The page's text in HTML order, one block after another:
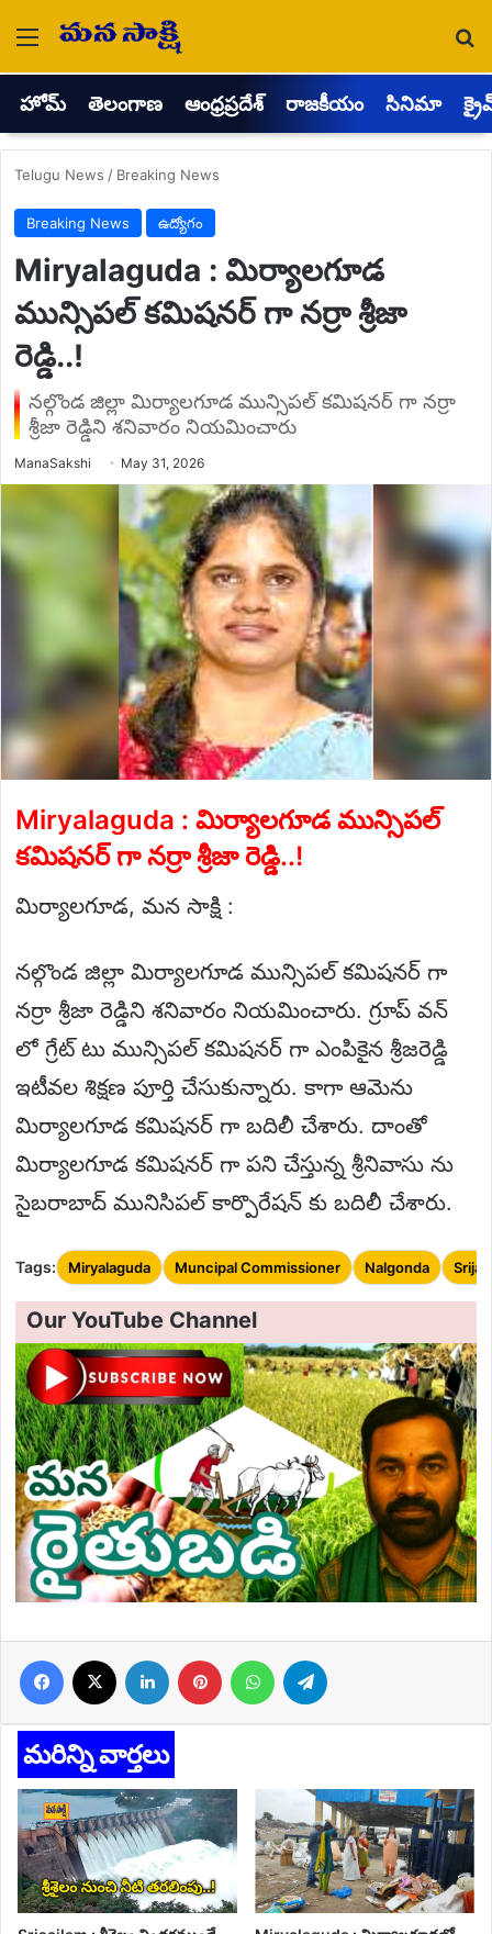
Menu
హోమ్ తెలంగాణ ఆంధ్రప్రదేశ్ రాజకీయం సినిమా
Telugu News / Breaking News
Breaking News ఉద్యోగం
Miryalaguda : మిర్యాలగూడ
మున్సిపల్ కమిషనర్ గా నర్రా శ్రీజా
రెడ్డి..!
నల్గొండ జిల్లా మిర్యాలగూడ మున్సిపల్ కమిషనర్ గా నర్రా
శ్రీజా రెడ్డిని శనివారం నియమించారు
ManaSakshi Send May 31, 2026
Miryalaguda : మిర్యాలగూడ మున్సిపల్
కమిషనర్ గా నర్రా శ్రీజా రెడ్డి..!
మిర్యాలగూడ, మన సాక్షి :
నల్గొండ జిల్లా మిర్యాలగూడ మున్సిపల్ కమిషనర్ గా
నర్రా శ్రీజా రెడ్డిని శనివారం నియమించారు. గ్రూప్ వన్
లో గ్రేట్ టు మున్సిపల్ కమిషనర్ గా ఎంపికైన శ్రీజరెడ్డి
ఇటీవల శిక్షణ పూర్తి చేసుకున్నారు. కాగా ఆమెను
మిర్యాలగూడ కమిషనర్ గా బదిలీ చేశారు. దాంతో
మిర్యాలగూడ కమిషనర్ గా పని చేస్తున్న శ్రీనివాసు ను
సైబరాబాద్ మునిసిపల్ కార్పొరేషన్ కు బదిలీ చేశారు.
Tags: Miryalaguda Muncipal Commissioner Nalgonda
Our YouTube Channel
Facebook LinkedIn Pinterest WhatsApp
మరిన్ని వార్తలు